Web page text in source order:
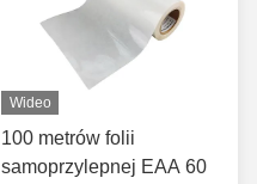
Wideo
100 metrów folii
samoprzylepnej EAA 60